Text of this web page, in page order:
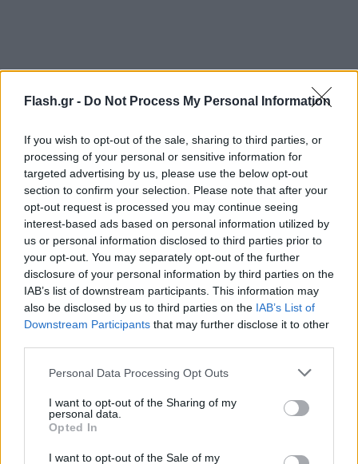
Flash.gr - Do Not Process My Personal Information
If you wish to opt-out of the sale, sharing to third parties, or
processing of your personal or sensitive information for
targeted advertising by us, please use the below opt-out
section to confirm your selection. Please note that after your
opt-out request is processed you may continue seeing
interest-based ads based on personal information utilized by
us or personal information disclosed to third parties prior to
your opt-out. You may separately opt-out of the further
disclosure of your personal information by third parties on the
IAB’s list of downstream participants. This information may
also be disclosed by us to third parties on the IAB’s List of
Downstream Participants that may further disclose it to other
Please note that this website/app uses one or more Google
not limited to your visit or usage behaviour. You may click to
grant or deny consent to Google and its third-party tags to
use your data for below specified purposes in below Google
consent section.
Personal Data Processing Opt Outs
I want to opt-out of the Sharing of my
personal data.
Opted In
I want to opt-out of the Sale of my